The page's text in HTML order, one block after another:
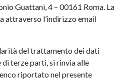
Guattani, 4 – 00161 Roma. La
attraverso l’indirizzo email
del trattamento dei dati
terze parti, si rinvia alle
riportato nel presente